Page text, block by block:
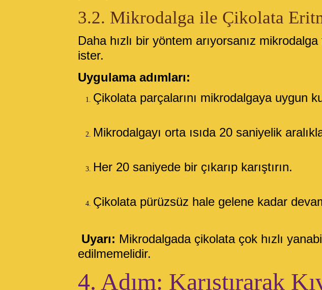
3.2. Mikrodalga ile Çikolata
Daha hızlı bir yöntem arıyorsanız
ister.
Uygulama adımları:
Çikolata parçalarını mikrodalgaya uygun
Mikrodalgayı orta ısıda 20 saniyelik
Her 20 saniyede bir çıkarıp karıştırın.
Çikolata pürüzsüz hale gelene kadar
Uyarı: Mikrodalgada çikolata çok hızlı
edilmemelidir.
4. Adım: Karıştırarak